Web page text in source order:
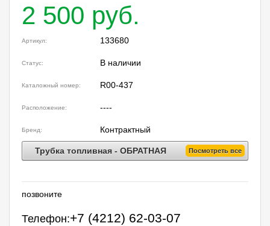
2 500 руб.
Артикул: 133680
Статус: В наличии
Каталожный номер: R00-437
Расположение: ----
Бренд: Контрактный
Трубка топливная - ОБРАТНАЯ Посмотреть все
позвоните
Телефон:+7 (4212) 62-03-07